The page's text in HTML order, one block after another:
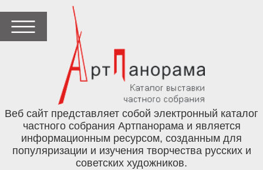
Веб сайт представляет собой электронный каталог
частного собрания Артпанорама и является
информационным ресурсом, созданным для
популяризации и изучения творчества русских и
советских художников.